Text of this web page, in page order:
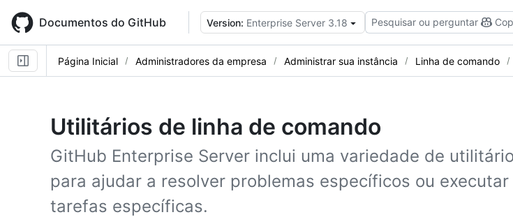
main
content
Documentos do GitHub Version: Enterprise Server 3.18 Pesquisar ou perguntar
Página Inicial Administradores da empresa Administrar sua instância Linha de comando
Utilitários de linha de comando
GitHub Enterprise Server inclui uma variedade de
para ajudar a resolver problemas específicos ou executar
tarefas específicas.